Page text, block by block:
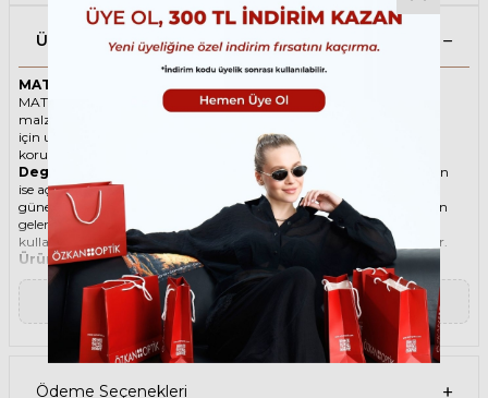
Ürün Açıklaması
MATSUDA 10610H AS 51 Gun Metal Unisex Güneş Gözlüğü
MATSUDA ikonik Oval Titanyum güneş gözlüğü, tarzı ve kaliteli
malzemesi ile göz alıcı bir aksesuar. Hem erkekler hem de kadınlar
için uygun olan bu güneş gözlüğü, güneşin zararlı ışınlarından
korunmanızı sağlarken, stilinizi de yansıtır.
Degradeli güneş gözlüğü
, camın üst kısmının koyu, alt kısmının
ise açık renkli olduğu bir güneş gözlüğü türüdür. Bu sayede, hem
güneş ışınlarının yüzünüze çarpmasını engeller hem de alt kısımdan
gelen ışığı daha net görmenizi sağlar. Degradeli güneş gözlüğü
kullanmak, hem görüş kalitenizi artırır hem de göz sağlığınızı korur.
Ürün Faydaları
• MATSUDA 10610H AS 51 Gun Metal Unisex güneş gözlüğü, yüksek
kaliteli Titanyum çerçeveye ve Organik lense sahiptir. Bu
malzemeler, güneş gözlüğünüzün uzun ömürlü, dayanıklı ve
konforlu olmasını sağlar.
• MATSUDA 10610H AS 51 Unisex Gun Metal güneş gözlüğü, %100 UV
koruması sunar. Bu sayede, gözlerinizi güneşin zararlı ışınlarından
korur ve göz sağlığınızı korur. Yeşil cam rengi, ışığı dengeli bir şekilde
▼ Devamını Oku
Ödeme Seçenekleri